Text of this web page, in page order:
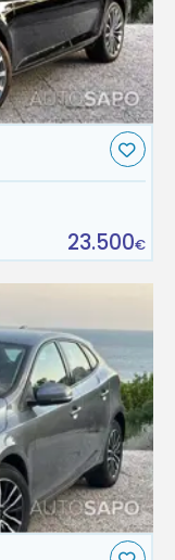
23.500€